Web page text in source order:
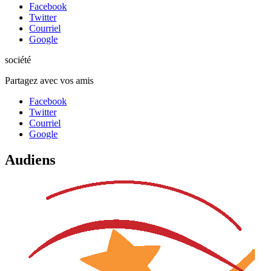
Facebook
Twitter
Courriel
Google
société
Partagez avec vos amis
Facebook
Twitter
Courriel
Google
Audiens